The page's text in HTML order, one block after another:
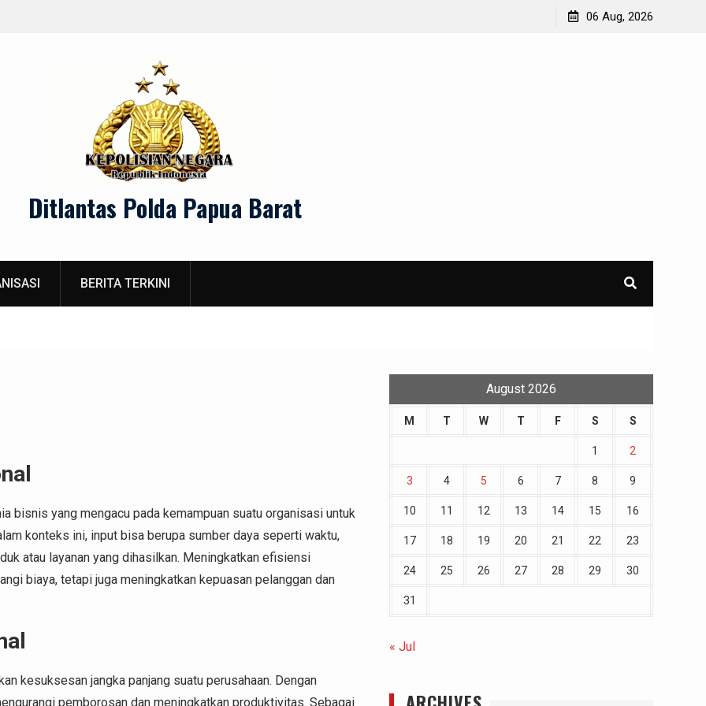
Penggantian STNK Hilang
06 Aug, 2026
Ditlantas Polda Papua Barat
BERITA TERKINI
bisnis yang mengacu pada kemampuan suatu organisasi untuk
konteks ini, input bisa berupa sumber daya seperti waktu,
atau layanan yang dihasilkan. Meningkatkan efisiensi
biaya, tetapi juga meningkatkan kepuasan pelanggan dan
kesuksesan jangka panjang suatu perusahaan. Dengan
pemborosan dan meningkatkan produktivitas. Sebagai
August 2026
M T W T F S S
1 2
3 4 5 6 7 8 9
10 11 12 13 14 15 16
17 18 19 20 21 22 23
24 25 26 27 28 29 30
31
« Jul